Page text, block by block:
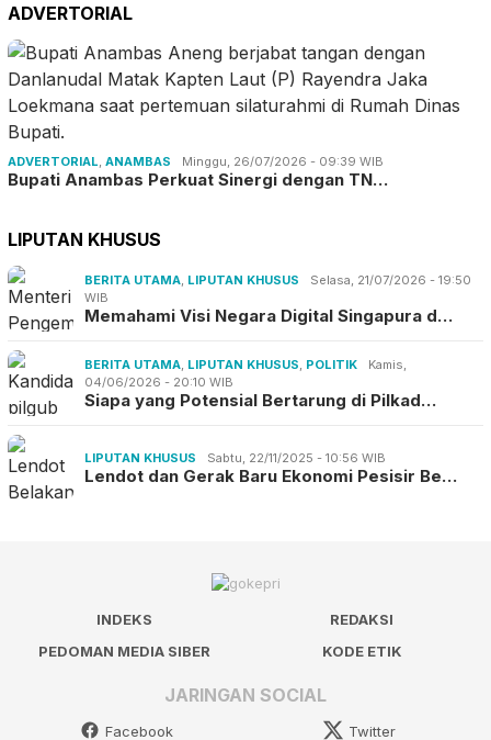
ADVERTORIAL
ADVERTORIAL, ANAMBAS Minggu, 26/07/2026 - 09:39 WIB
Bupati Anambas Perkuat Sinergi dengan TN…
LIPUTAN KHUSUS
BERITA UTAMA, LIPUTAN KHUSUS
Selasa, 21/07/2026 - 19:50
WIB
Memahami Visi Negara Digital Singapura d…
BERITA UTAMA, LIPUTAN KHUSUS, POLITIK
Kamis,
04/06/2026 - 20:10 WIB
Siapa yang Potensial Bertarung di Pilkad…
LIPUTAN KHUSUS Sabtu, 22/11/2025 - 10:56 WIB
Lendot dan Gerak Baru Ekonomi Pesisir Be…
INDEKS
REDAKSI
PEDOMAN MEDIA SIBER
KODE ETIK
JARINGAN SOCIAL
Facebook Twitter